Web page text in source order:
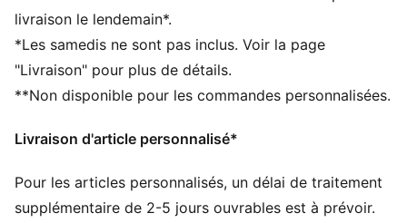
Dimensions : 37 cm (H) x 25 cm (l) x 12 cm (P)
Type de poches : compartiment principal, poches
latérales, poche avant, poche intérieure plaquée
Détails de conception emblématiques de PUMA
bidirectionnelle
Bretelles en toile réglables pour plus de confort
livraison le lendemain*.
*Les samedis ne sont pas inclus. Voir la page
"Livraison" pour plus de détails.
**Non disponible pour les commandes personnalisées.
Livraison d'article personnalisé*
Pour les articles personnalisés, un délai de traitement
supplémentaire de 2-5 jours ouvrables est à prévoir.